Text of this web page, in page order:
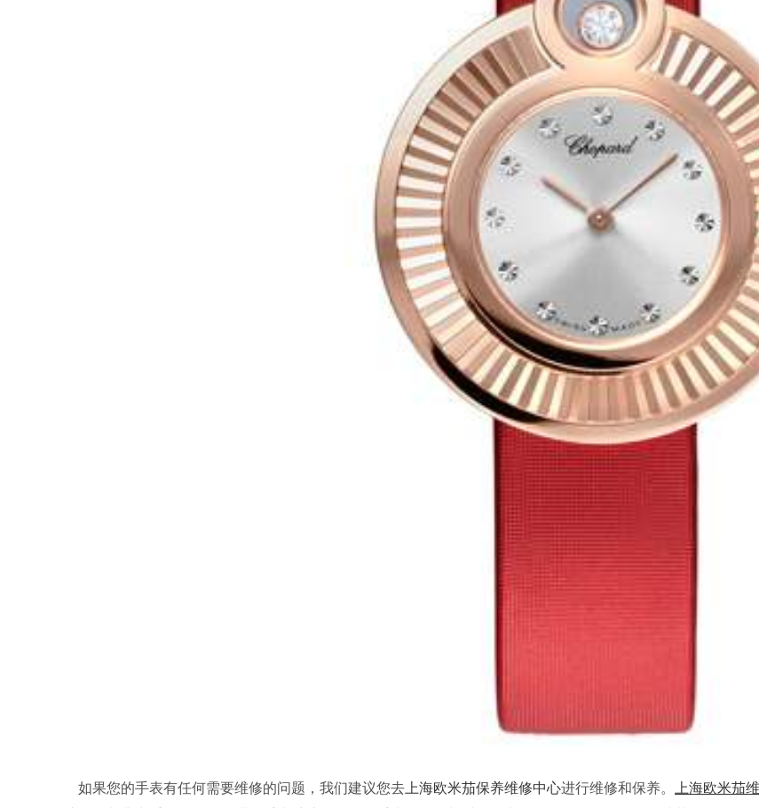
如果您的手表有任何需要维修的问题，我们建议您去 上海欧米茄保养维修中心进行维修和保养。 上海欧米茄